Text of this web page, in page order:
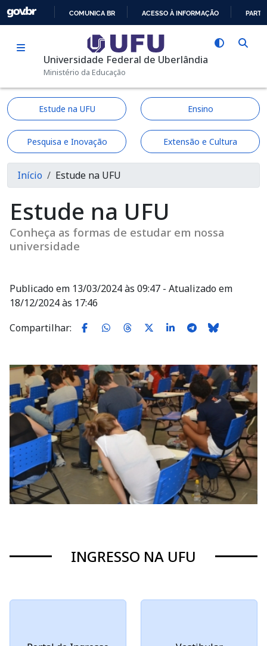
Pular para o conteúdo principal
PARA
O
COMUNICA BR ACESSO À INFORMAÇÃO
Universidade Federal de Uberlândia
Ministério da Educação
Estude na UFU Ensino
Pesquisa e Inovação Extensão e Cultura
Trilha de navegação
Início Estude na UFU
Estude na UFU
Conheça as formas de estudar em nossa
universidade
Publicado em 13/03/2024 às 09:47 - Atualizado em
18/12/2024 às 17:46
Compartilhar:
Imagem
INGRESSO NA UFU